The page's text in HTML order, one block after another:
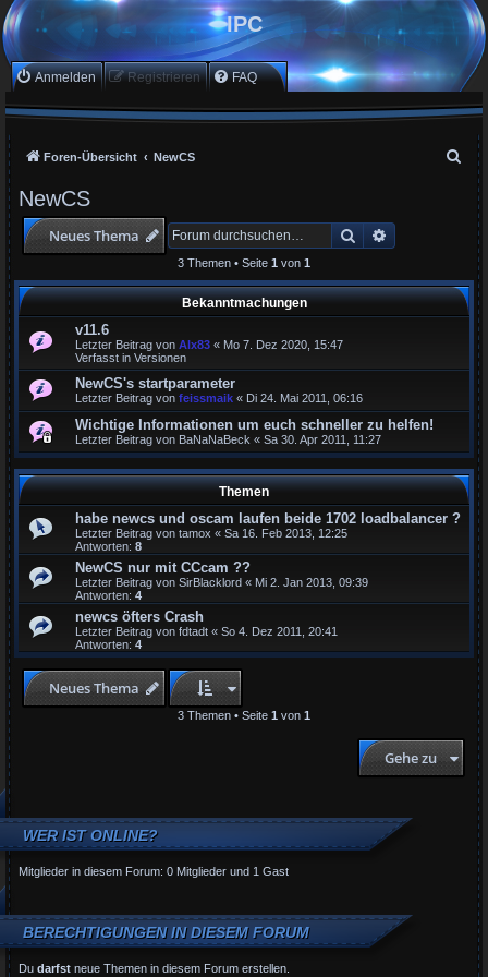
IPC
Anmelden Registrieren FAQ
Foren-Übersicht NewCS
NewCS
Neues Thema Suche Erweiterte
3 Themen • Seite 1 von 1
Bekanntmachungen
v11.6
Letzter Beitrag von Alx83 « Mo 7. Dez 2020, 15:47
Verfasst in Versionen
NewCS's startparameter
Letzter Beitrag von feissmaik « Di 24. Mai 2011, 06:16
Wichtige Informationen um euch schneller zu helfen!
Letzter Beitrag von BaNaNaBeck « Sa 30. Apr 2011, 11:27
Themen
habe newcs und oscam laufen beide 1702 loadbalancer ?
Letzter Beitrag von tamox « Sa 16. Feb 2013, 12:25
Antworten: 8
NewCS nur mit CCcam ??
Letzter Beitrag von SirBlacklord « Mi 2. Jan 2013, 09:39
Antworten: 4
newcs öfters Crash
Letzter Beitrag von fdtadt « So 4. Dez 2011, 20:41
Antworten: 4
Neues Thema
3 Themen • Seite 1 von 1
Gehe zu
WER IST ONLINE?
Mitglieder in diesem Forum: 0 Mitglieder und 1 Gast
BERECHTIGUNGEN IN DIESEM FORUM
Du darfst neue Themen in diesem Forum erstellen.